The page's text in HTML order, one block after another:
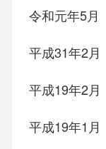
令和元年5月
平成31年2月
平成19年2月
平成19年1月